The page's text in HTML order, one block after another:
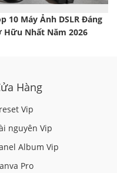
10 Máy Ảnh DSLR Đáng
Hữu Nhất Năm 2026
Hàng
Vip
nguyên Vip
Album Vip
Pro